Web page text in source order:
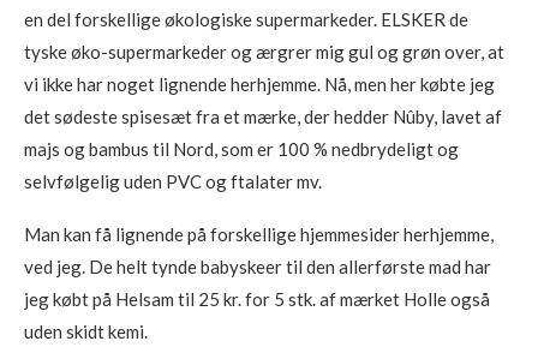
en del forskellige økologiske supermarkeder. ELSKER de
tyske øko-supermarkeder og ærgrer mig gul og grøn over, at
vi ikke har noget lignende herhjemme. Nå, men her købte jeg
det sødeste spisesæt fra et mærke, der hedder Nûby, lavet af
majs og bambus til Nord, som er 100 % nedbrydeligt og
selvfølgelig uden PVC og ftalater mv.
Man kan få lignende på forskellige hjemmesider herhjemme,
ved jeg. De helt tynde babyskeer til den allerførste mad har
jeg købt på Helsam til 25 kr. for 5 stk. af mærket Holle også
uden skidt kemi.